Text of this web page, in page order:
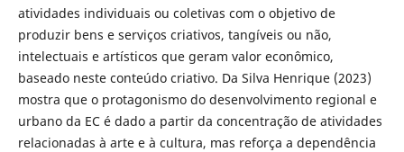
atividades individuais ou coletivas com o objetivo de
produzir bens e serviços criativos, tangíveis ou não,
intelectuais e artísticos que geram valor econômico,
baseado neste conteúdo criativo. Da Silva Henrique (2023)
mostra que o protagonismo do desenvolvimento regional e
urbano da EC é dado a partir da concentração de atividades
relacionadas à arte e à cultura, mas reforça a dependência